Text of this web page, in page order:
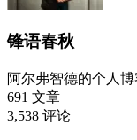
锋语春秋
阿尔弗智德的个人博
691 文章
3,538 评论